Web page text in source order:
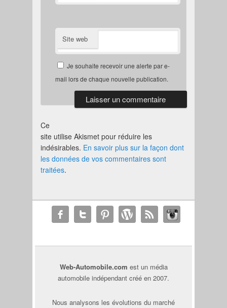
Site web
Je souhaite recevoir une alerte par e-
mail lors de chaque nouvelle publication.
Ce
site utilise Akismet pour réduire les
indésirables. En savoir plus sur la façon dont
les données de vos commentaires sont
traitées.
Web-Automobile.com est un média
automobile indépendant créé en 2007.
Nous analysons les évolutions du marché